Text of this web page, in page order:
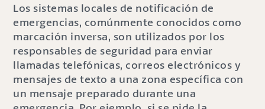
Los sistemas locales de notificación de
emergencias, comúnmente conocidos como
marcación inversa, son utilizados por los
responsables de seguridad para enviar
llamadas telefónicas, correos electrónicos y
mensajes de texto a una zona específica con
un mensaje preparado durante una